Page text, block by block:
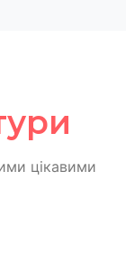
цікавими